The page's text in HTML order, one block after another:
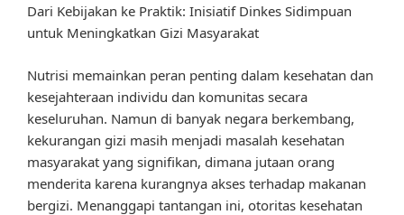
Dari Kebijakan ke Praktik: Inisiatif Dinkes Sidimpuan
untuk Meningkatkan Gizi Masyarakat
Nutrisi memainkan peran penting dalam kesehatan dan
kesejahteraan individu dan komunitas secara
keseluruhan. Namun di banyak negara berkembang,
kekurangan gizi masih menjadi masalah kesehatan
masyarakat yang signifikan, dimana jutaan orang
menderita karena kurangnya akses terhadap makanan
bergizi. Menanggapi tantangan ini, otoritas kesehatan